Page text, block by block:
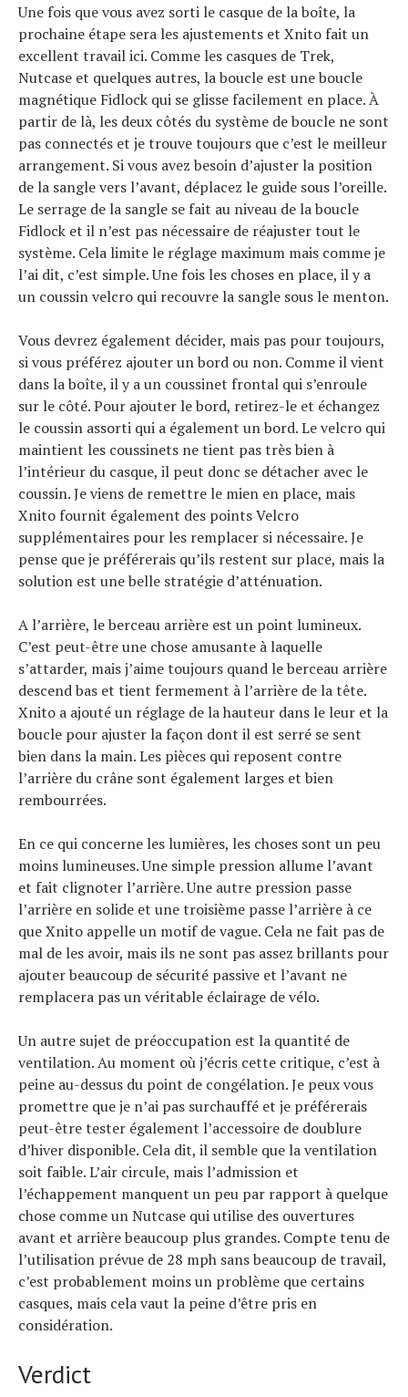
Une fois que vous avez sorti le casque de la boîte, la
prochaine étape sera les ajustements et Xnito fait un
excellent travail ici. Comme les casques de Trek,
Nutcase et quelques autres, la boucle est une boucle
magnétique Fidlock qui se glisse facilement en place. À
partir de là, les deux côtés du système de boucle ne sont
pas connectés et je trouve toujours que c’est le meilleur
arrangement. Si vous avez besoin d’ajuster la position
de la sangle vers l’avant, déplacez le guide sous l’oreille.
Le serrage de la sangle se fait au niveau de la boucle
Fidlock et il n’est pas nécessaire de réajuster tout le
système. Cela limite le réglage maximum mais comme je
l’ai dit, c’est simple. Une fois les choses en place, il y a
un coussin velcro qui recouvre la sangle sous le menton.
Vous devrez également décider, mais pas pour toujours,
si vous préférez ajouter un bord ou non. Comme il vient
dans la boîte, il y a un coussinet frontal qui s’enroule
sur le côté. Pour ajouter le bord, retirez-le et échangez
le coussin assorti qui a également un bord. Le velcro qui
maintient les coussinets ne tient pas très bien à
l’intérieur du casque, il peut donc se détacher avec le
coussin. Je viens de remettre le mien en place, mais
Xnito fournit également des points Velcro
supplémentaires pour les remplacer si nécessaire. Je
pense que je préférerais qu’ils restent sur place, mais la
solution est une belle stratégie d’atténuation.
A l’arrière, le berceau arrière est un point lumineux.
C’est peut-être une chose amusante à laquelle
s’attarder, mais j’aime toujours quand le berceau arrière
descend bas et tient fermement à l’arrière de la tête.
Xnito a ajouté un réglage de la hauteur dans le leur et la
boucle pour ajuster la façon dont il est serré se sent
bien dans la main. Les pièces qui reposent contre
l’arrière du crâne sont également larges et bien
rembourrées.
En ce qui concerne les lumières, les choses sont un peu
moins lumineuses. Une simple pression allume l’avant
et fait clignoter l’arrière. Une autre pression passe
l’arrière en solide et une troisième passe l’arrière à ce
que Xnito appelle un motif de vague. Cela ne fait pas de
mal de les avoir, mais ils ne sont pas assez brillants pour
ajouter beaucoup de sécurité passive et l’avant ne
remplacera pas un véritable éclairage de vélo.
Un autre sujet de préoccupation est la quantité de
ventilation. Au moment où j’écris cette critique, c’est à
peine au-dessus du point de congélation. Je peux vous
promettre que je n’ai pas surchauffé et je préférerais
peut-être tester également l’accessoire de doublure
d’hiver disponible. Cela dit, il semble que la ventilation
soit faible. L’air circule, mais l’admission et
l’échappement manquent un peu par rapport à quelque
chose comme un Nutcase qui utilise des ouvertures
avant et arrière beaucoup plus grandes. Compte tenu de
l’utilisation prévue de 28 mph sans beaucoup de travail,
c’est probablement moins un problème que certains
casques, mais cela vaut la peine d’être pris en
considération.
Verdict